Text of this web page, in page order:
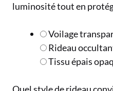
luminosité tout en
Voilage
Rideau
Tissu épais